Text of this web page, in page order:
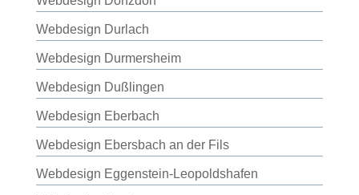
Webdesign Durlach
Webdesign Durmersheim
Webdesign Dußlingen
Webdesign Eberbach
Webdesign Ebersbach an der Fils
Webdesign Eggenstein-Leopoldshafen